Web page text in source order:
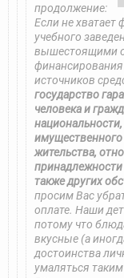
продолжение:
Если не хватает
учебного
вышестоящими
источников
государство
человека и
жительства,
также других
просим Вас
оплате. Наши
потому что
вкусные (а
достоинства
умаляться